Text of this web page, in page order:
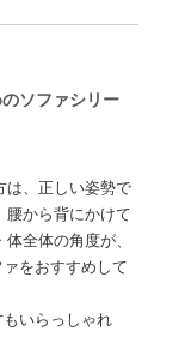
ソファシリー
は、正しい姿勢で
腰から背にかけて
全体の角度が、
をおすすめして
いらっしゃれ